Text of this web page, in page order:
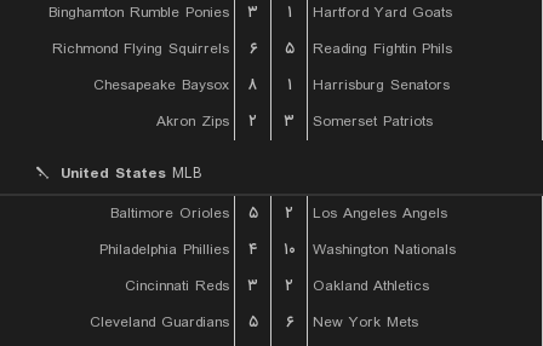
Binghamton Rumble Ponies
۳ ۱
Hartford Yard Goats
Richmond Flying Squirrels
۶ ۵
Reading Fightin Phils
Chesapeake Baysox
۸ ۱
Harrisburg Senators
Akron Zips
۲ ۳ Somerset Patriots
United States MLB
Baltimore Orioles
۵ ۲
Los Angeles Angels
Philadelphia Phillies
۴ ۱۰
Washington Nationals
Cincinnati Reds
۳ ۲
Oakland Athletics
Cleveland Guardians
۵ ۶
New York Mets